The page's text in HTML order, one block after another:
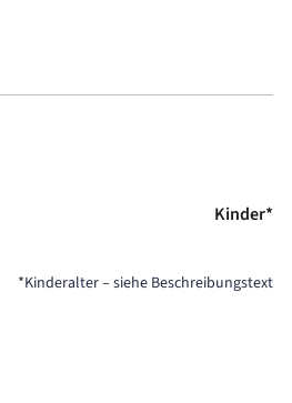
Kinder*
*Kinderalter – siehe Beschreibungstext